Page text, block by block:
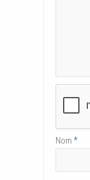
Nom *